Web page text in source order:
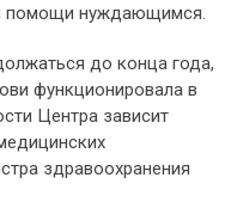
помощи нуждающимся.
до конца года,
функционировала в
Центра зависит
здравоохранения